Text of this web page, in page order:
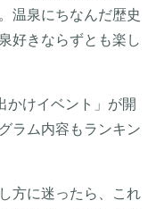
温泉にちなんだ歴史
好きならずとも楽し
かけイベント」が開
ラム内容もランキン
方に迷ったら、これ